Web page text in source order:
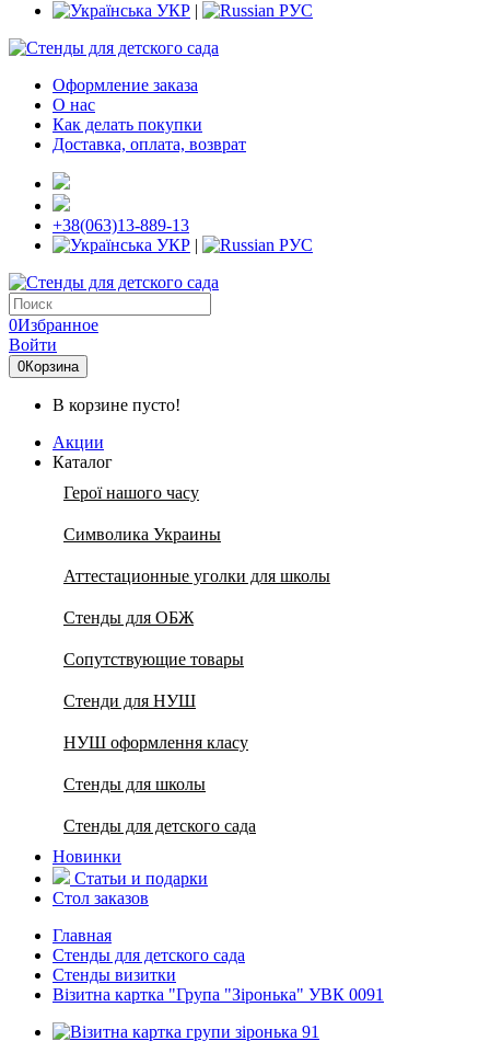
УКР | РУС
Оформление заказа
О нас
Как делать покупки
Доставка, оплата, возврат
+38(063)13-889-13
УКР | РУС
0Избранное
Войти
0Корзина
В корзине пусто!
Акции
Каталог
Герої нашого часу
Символика Украины
Аттестационные уголки для школы
Стенды для ОБЖ
Сопутствующие товары
Стенди для НУШ
НУШ оформлення класу
Стенды для школы
Стенды для детского сада
Новинки
Статьи и подарки
Стол заказов
Главная
Стенды для детского сада
Стенды визитки
Візитна картка "Група "Зіронька" УВК 0091